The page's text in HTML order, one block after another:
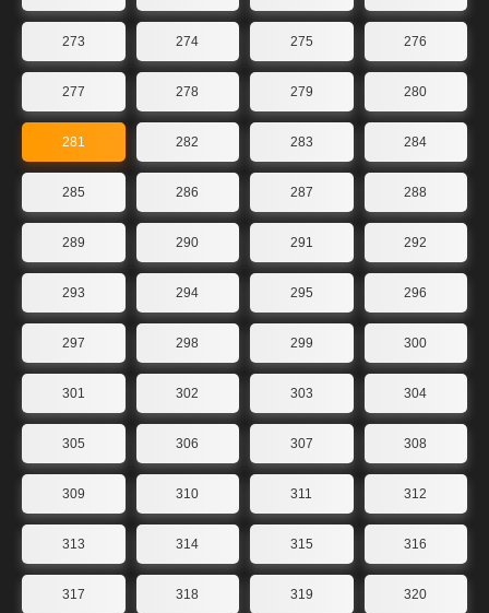
273 274 275 276
277 278 279 280
281 282 283 284
285 286 287 288
289 290 291 292
293 294 295 296
297 298 299 300
301 302 303 304
305 306 307 308
309 310 311 312
313 314 315 316
317 318 319 320